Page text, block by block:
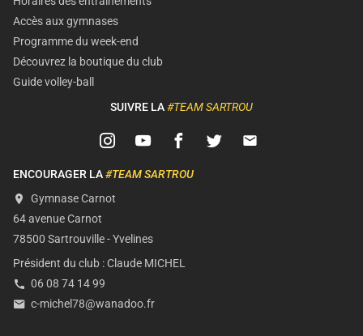
Accès aux gymnases
Programme du week-end
Découvrez la boutique du club
Guide volley-ball
SUIVRE LA#TEAM SARTROU
ENCOURAGER LA#TEAM SARTROU
Gymnase Carnot
64 avenueCarnot
78500 Sartrouville-Yvelines
Président du club :Claude MICHEL
06 08 74 14 99
c-michel78@wanadoo.fr